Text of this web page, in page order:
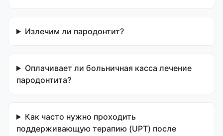
Излечим ли пародонтит?
Оплачивает ли больничная касса лечение
пародонтита?
Как часто нужно проходить
поддерживающую терапию (UPT) после